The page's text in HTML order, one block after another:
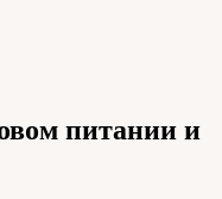
питании и